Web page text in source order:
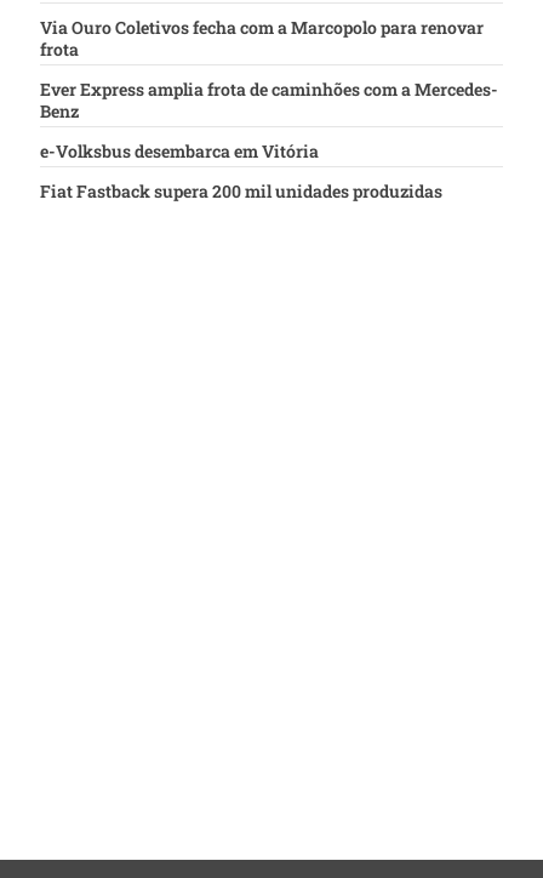
Via Ouro Coletivos fecha com a Marcopolo para renovar
frota
Ever Express amplia frota de caminhões com a Mercedes-
Benz
e-Volksbus desembarca em Vitória
Fiat Fastback supera 200 mil unidades produzidas